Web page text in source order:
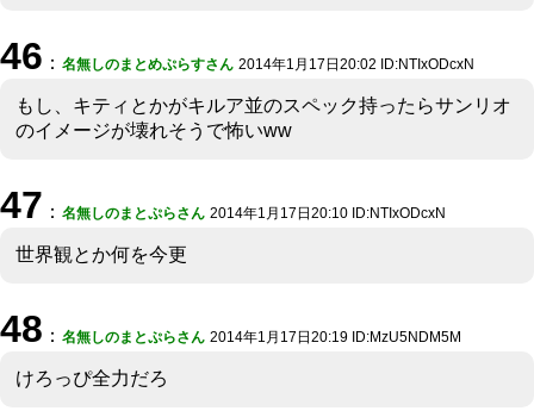
46 ： 名無しのまとめぷらすさん 2014年1月17日20:02 ID:NTIxODcxN
もし、キティとかがキルア並のスペック持ったらサンリオ
のイメージが壊れそうで怖いww
47 ： 名無しのまとぷらさん 2014年1月17日20:10 ID:NTIxODcxN
世界観とか何を今更
48 ： 名無しのまとぷらさん 2014年1月17日20:19 ID:MzU5NDM5M
けろっぴ全力だろ